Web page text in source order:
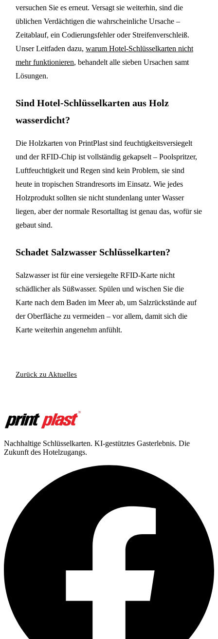
versuchen Sie es erneut. Versagt sie weiterhin, sind die
üblichen Verdächtigen die wahrscheinliche Ursache –
Zeitablauf, ein Codierungsfehler oder Streifenverschleiß.
Unser Leitfaden dazu, warum Hotel-Schlüsselkarten nicht
mehr funktionieren, behandelt alle sieben Ursachen samt
Lösungen.
Sind Hotel-Schlüsselkarten aus Holz
wasserdicht?
Die Holzkarten von PrintPlast sind feuchtigkeitsversiegelt
und der RFID-Chip ist vollständig gekapselt – Poolspritzer,
Luftfeuchtigkeit und Regen sind kein Problem, sie sind
heute in tropischen Strandresorts im Einsatz. Wie jedes
Holzprodukt sollten sie nicht stundenlang unter Wasser
liegen, aber der normale Resortalltag ist genau das, wofür sie
gebaut sind.
Schadet Salzwasser Schlüsselkarten?
Salzwasser ist für eine versiegelte RFID-Karte nicht
schädlicher als Süßwasser. Spülen und wischen Sie die
Karte nach dem Baden im Meer ab, um Salzrückstände auf
der Oberfläche zu vermeiden – vor allem, damit sich die
Karte weiterhin angenehm anfühlt.
Zurück zu Aktuelles
Nachhaltige Schlüsselkarten. KI-gestütztes Gasterlebnis. Die
Zukunft des Hotelzugangs.